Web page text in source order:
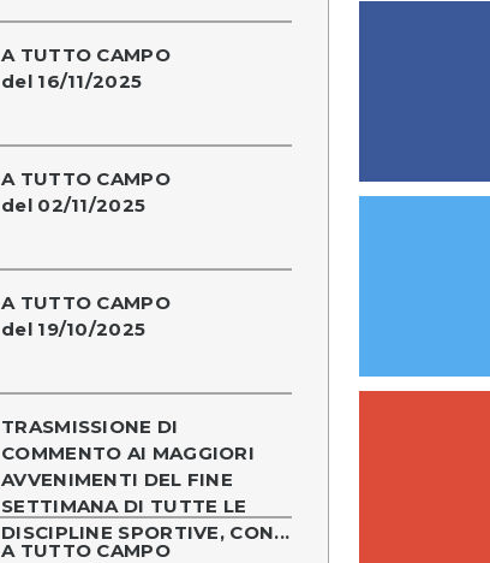
A TUTTO CAMPO
del 16/11/2025
A TUTTO CAMPO
del 02/11/2025
A TUTTO CAMPO
del 19/10/2025
TRASMISSIONE DI
COMMENTO AI MAGGIORI
AVVENIMENTI DEL FINE
SETTIMANA DI TUTTE LE
DISCIPLINE SPORTIVE, CON...
A TUTTO CAMPO